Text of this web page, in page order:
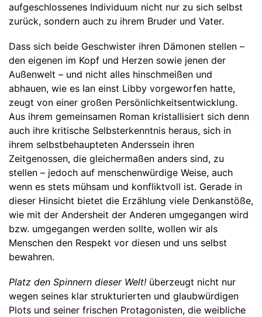
aufgeschlossenes Individuum nicht nur zu sich selbst
zurück, sondern auch zu ihrem Bruder und Vater.
Dass sich beide Geschwister ihren Dämonen stellen –
den eigenen im Kopf und Herzen sowie jenen der
Außenwelt – und nicht alles hinschmeißen und
abhauen, wie es Ian einst Libby vorgeworfen hatte,
zeugt von einer großen Persönlichkeitsentwicklung.
Aus ihrem gemeinsamen Roman kristallisiert sich denn
auch ihre kritische Selbsterkenntnis heraus, sich in
ihrem selbstbehaupteten Anderssein ihren
Zeitgenossen, die gleichermaßen anders sind, zu
stellen – jedoch auf menschenwürdige Weise, auch
wenn es stets mühsam und konfliktvoll ist. Gerade in
dieser Hinsicht bietet die Erzählung viele Denkanstöße,
wie mit der Andersheit der Anderen umgegangen wird
bzw. umgegangen werden sollte, wollen wir als
Menschen den Respekt vor diesen und uns selbst
bewahren.
Platz den Spinnern dieser Welt! überzeugt nicht nur
wegen seines klar strukturierten und glaubwürdigen
Plots und seiner frischen Protagonisten, die weibliche